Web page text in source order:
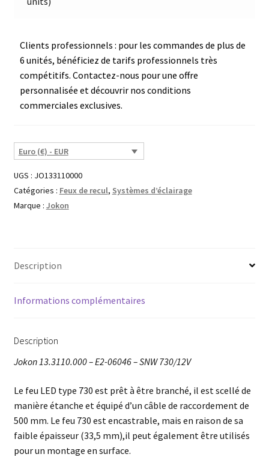
Clients professionnels : pour les commandes de plus de
6 unités, bénéficiez de tarifs professionnels très
compétitifs. Contactez-nous pour une offre
personnalisée et découvrir nos conditions
commerciales exclusives.
Euro (€) - EUR
UGS : JO133110000
Catégories : Feux de recul, Systèmes d’éclairage
Marque : Jokon
Description
Informations complémentaires
Description
Jokon 13.3110.000 – E2-06046 – SNW 730/12V
Le feu LED type 730 est prêt à être branché, il est scellé de
manière étanche et équipé d’un câble de raccordement de
500 mm. Le feu 730 est encastrable, mais en raison de sa
faible épaisseur (33,5 mm),il peut également être utilisés
pour un montage en surface.